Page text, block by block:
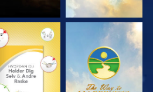
SE SE